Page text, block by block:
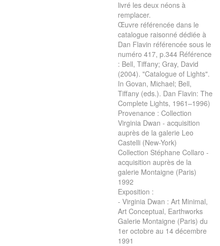
livré les deux néons à
remplacer.
Œuvre référencée dans le
catalogue raisonné dédiée à
Dan Flavin référencée sous le
numéro 417, p.344 Référence
: Bell, Tiffany; Gray, David
(2004). "Catalogue of Lights".
In Govan, Michael; Bell,
Tiffany (eds.). Dan Flavin: The
Complete Lights, 1961–1996)
Provenance : Collection
Virginia Dwan - acquisition
auprès de la galerie Leo
Castelli (New-York)
Collection Stéphane Collaro -
acquisition auprès de la
galerie Montaigne (Paris)
1992
Exposition :
- Virginia Dwan : Art Minimal,
Art Conceptual, Earthworks
Galerie Montaigne (Paris) du
1er octobre au 14 décembre
1991